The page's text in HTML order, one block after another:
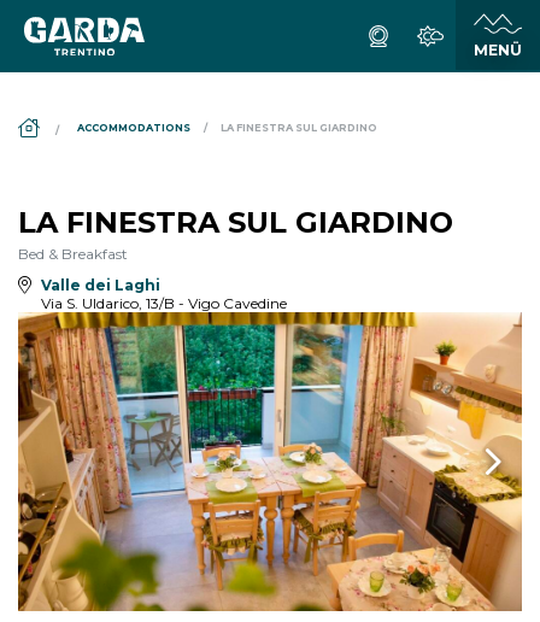
ACCOMMODATIONS LA FINESTRA SUL GIARDINO
LA FINESTRA SUL GIARDINO
Bed & Breakfast
Valle dei Laghi
Via S. Uldarico, 13/B - Vigo Cavedine